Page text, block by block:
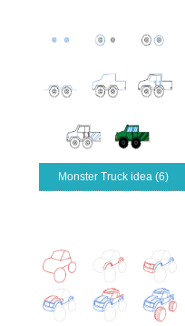
Monster Truck idea (6)